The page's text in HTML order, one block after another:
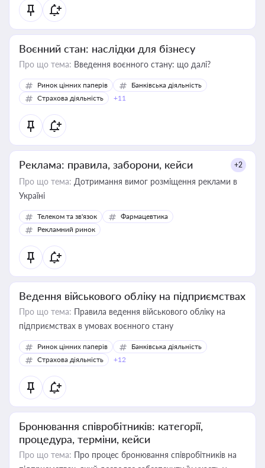
Воєнний стан: наслідки для бізнесу
Про що тема: Введення воєнного стану: що далі?
Ринок цінних паперів
Банківська діяльність
Страхова діяльність
+11
Реклама: правила, заборони, кейси +2
Про що тема: Дотримання вимог розміщення реклами в
Україні
Телеком та зв'язок
Фармацевтика
Рекламний ринок
Ведення військового обліку на підприємствах
Про що тема: Правила ведення військового обліку на
підприємствах в умовах воєнного стану
Ринок цінних паперів
Банківська діяльність
Страхова діяльність
+12
Бронювання співробітників: категорії,
процедура, терміни, кейси
Про що тема: Про процес бронювання співробітників на